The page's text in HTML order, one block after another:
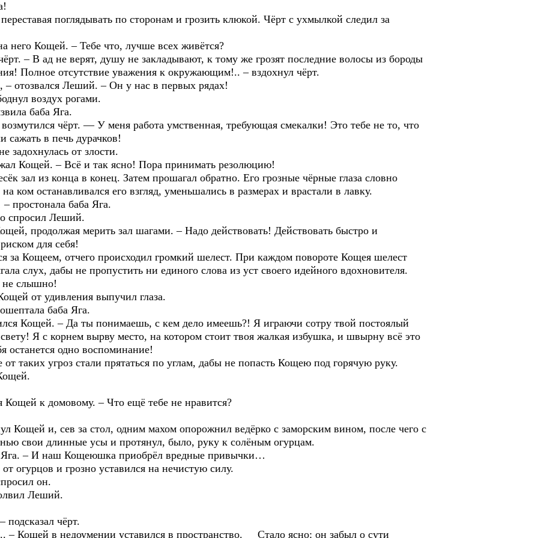
поглядывать по сторонам и грозить клюкой. Чёрт с ухмылкой следил за
него Кощей. – Тебе что, лучше всех живётся?
– В ад не верят, душу не закладывают, к тому же грозят последние волосы из бороды
Полное отсутствие уважения к окружающим!.. – вздохнул чёрт.
отозвался Леший. – Он у нас в первых рядах!
воздух рогами.
баба Яга.
чёрт. — У меня работа умственная, требующая смекалки! Это тебе не то, что
сажать в печь дурачков!
от злости.
Кощей. – Всё и так ясно! Пора принимать резолюцию!
из конца в конец. Затем прошагал обратно. Его грозные чёрные глаза словно
ком останавливался его взгляд, уменьшались в размерах и врастали в лавку.
баба Яга.
спросил Леший.
продолжая мерить зал шагами. – Надо действовать! Действовать быстро и
для себя!
Кощеем, отчего происходил громкий шелест. При каждом повороте Кощея шелест
слух, дабы не пропустить ни единого слова из уст своего идейного вдохновителя.
слышно!
от удивления выпучил глаза.
баба Яга.
Кощей. – Да ты понимаешь, с кем дело имеешь?! Я играючи сотру твой постоялый
Я с корнем вырву место, на котором стоит твоя жалкая избушка, и швырну всё это
останется одно воспоминание!
таких угроз стали прятаться по углам, дабы не попасть Кощею под горячую руку.
к домовому. – Что ещё тебе не нравится?
Кощей и, сев за стол, одним махом опорожнил ведёрко с заморским вином, после чего с
свои длинные усы и протянул, было, руку к солёным огурцам.
– И наш Кощеюшка приобрёл вредные привычки…
и грозно уставился на нечистую силу.
он.
Леший.
чёрт.
Кощей в недоумении уставился в пространство. Стало ясно: он забыл о сути